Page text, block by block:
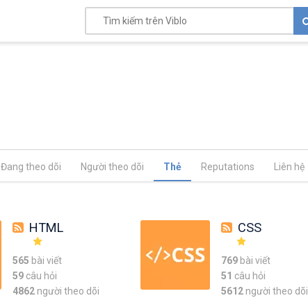
Đang theo dõi Người theo dõi Thẻ Reputations Liên hệ
HTML
565 bài viết
59câu hỏi
4862 người theo dõi
CSS
769bài viết
51 câu hỏi
5612 người theo dõi